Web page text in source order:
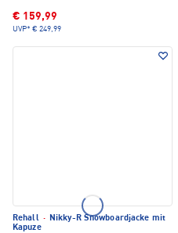
€ 159,99
UVP* € 249,99
Rehall · Nikky-R Snowboardjacke mit
Kapuze